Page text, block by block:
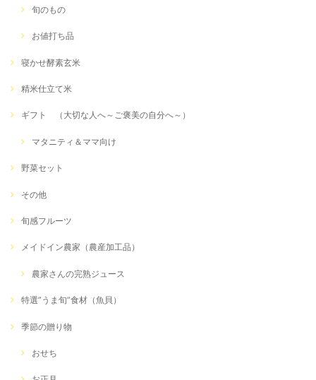
旬のもの
お値打ち品
寝かせ酵素玄米
精米仕立て米
ギフト （大切な人へ～ご褒美の自分へ～）
マタニティ＆ママ向け
野菜セット
その他
旬感フルーツ
メイドイン農家（農産加工品）
農家さんの完熟ジュース
特選”うま旬”食材（魚貝）
季節の贈り物
おせち